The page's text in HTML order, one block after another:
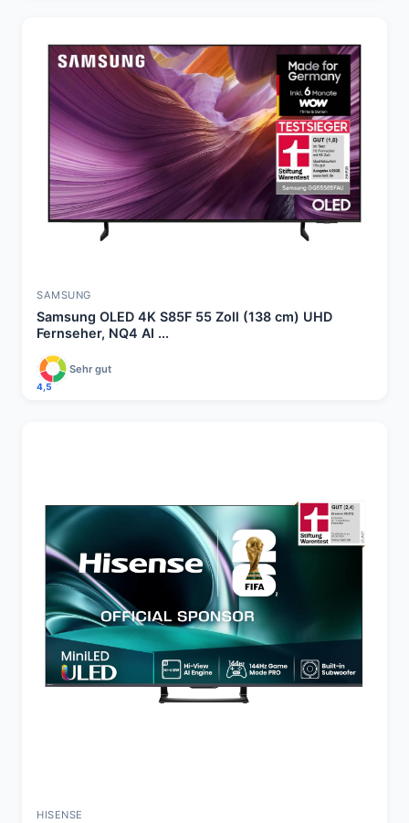
SAMSUNG
Samsung OLED 4K S85F 55 Zoll (138 cm) UHD
Fernseher, NQ4 AI ...
4,5
Sehr gut
HISENSE